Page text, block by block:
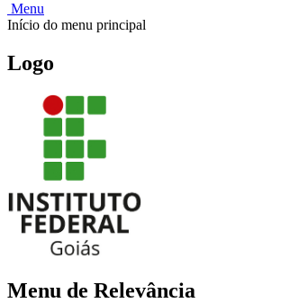
Menu
Início do menu principal
Logo
Menu de Relevância